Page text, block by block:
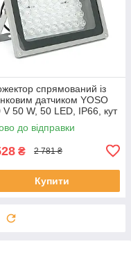
спрямований із
датчиком YOSO
V 50 W, 50 LED, IP66, кут
120°, дальність до 150
мм, BOX
до відправки
₴ 2 781 ₴
Купити